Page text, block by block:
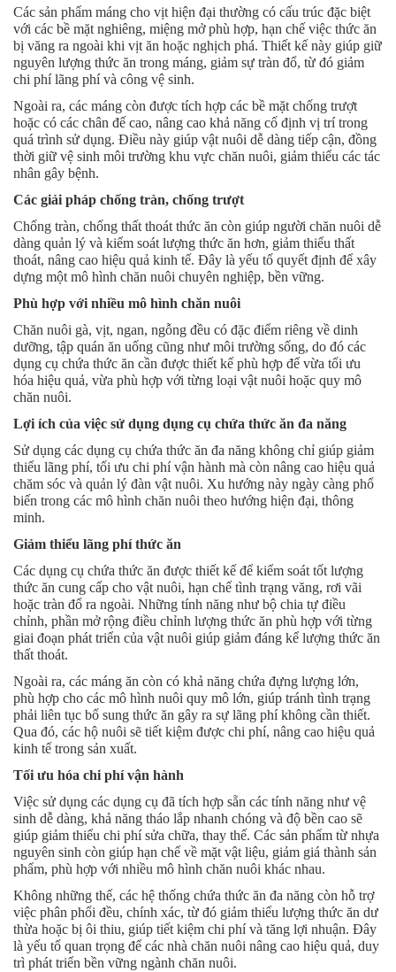
Các sản phẩm máng cho vịt hiện đại thường có cấu trúc đặc biệt
với các bề mặt nghiêng, miệng mở phù hợp, hạn chế việc thức ăn
bị văng ra ngoài khi vịt ăn hoặc nghịch phá. Thiết kế này giúp giữ
nguyên lượng thức ăn trong máng, giảm sự tràn đổ, từ đó giảm
chi phí lãng phí và công vệ sinh.
Ngoài ra, các máng còn được tích hợp các bề mặt chống trượt
hoặc có các chân đế cao, nâng cao khả năng cố định vị trí trong
quá trình sử dụng. Điều này giúp vật nuôi dễ dàng tiếp cận, đồng
thời giữ vệ sinh môi trường khu vực chăn nuôi, giảm thiểu các tác
nhân gây bệnh.
Các giải pháp chống tràn, chống trượt
Chống tràn, chống thất thoát thức ăn còn giúp người chăn nuôi dễ
dàng quản lý và kiểm soát lượng thức ăn hơn, giảm thiểu thất
thoát, nâng cao hiệu quả kinh tế. Đây là yếu tố quyết định để xây
dựng một mô hình chăn nuôi chuyên nghiệp, bền vững.
Phù hợp với nhiều mô hình chăn nuôi
Chăn nuôi gà, vịt, ngan, ngỗng đều có đặc điểm riêng về dinh
dưỡng, tập quán ăn uống cũng như môi trường sống, do đó các
dụng cụ chứa thức ăn cần được thiết kế phù hợp để vừa tối ưu
hóa hiệu quả, vừa phù hợp với từng loại vật nuôi hoặc quy mô
chăn nuôi.
Lợi ích của việc sử dụng dụng cụ chứa thức ăn đa năng
Sử dụng các dụng cụ chứa thức ăn đa năng không chỉ giúp giảm
thiểu lãng phí, tối ưu chi phí vận hành mà còn nâng cao hiệu quả
chăm sóc và quản lý đàn vật nuôi. Xu hướng này ngày càng phổ
biến trong các mô hình chăn nuôi theo hướng hiện đại, thông
minh.
Giảm thiểu lãng phí thức ăn
Các dụng cụ chứa thức ăn được thiết kế để kiểm soát tốt lượng
thức ăn cung cấp cho vật nuôi, hạn chế tình trạng văng, rơi vãi
hoặc tràn đổ ra ngoài. Những tính năng như bộ chia tự điều
chỉnh, phần mở rộng điều chỉnh lượng thức ăn phù hợp với từng
giai đoạn phát triển của vật nuôi giúp giảm đáng kể lượng thức ăn
thất thoát.
Ngoài ra, các máng ăn còn có khả năng chứa đựng lượng lớn,
phù hợp cho các mô hình nuôi quy mô lớn, giúp tránh tình trạng
phải liên tục bổ sung thức ăn gây ra sự lãng phí không cần thiết.
Qua đó, các hộ nuôi sẽ tiết kiệm được chi phí, nâng cao hiệu quả
kinh tế trong sản xuất.
Tối ưu hóa chi phí vận hành
Việc sử dụng các dụng cụ đã tích hợp sẵn các tính năng như vệ
sinh dễ dàng, khả năng tháo lắp nhanh chóng và độ bền cao sẽ
giúp giảm thiểu chi phí sửa chữa, thay thế. Các sản phẩm từ nhựa
nguyên sinh còn giúp hạn chế về mặt vật liệu, giảm giá thành sản
phẩm, phù hợp với nhiều mô hình chăn nuôi khác nhau.
Không những thế, các hệ thống chứa thức ăn đa năng còn hỗ trợ
việc phân phối đều, chính xác, từ đó giảm thiểu lượng thức ăn dư
thừa hoặc bị ôi thiu, giúp tiết kiệm chi phí và tăng lợi nhuận. Đây
là yếu tố quan trọng để các nhà chăn nuôi nâng cao hiệu quả, duy
trì phát triển bền vững ngành chăn nuôi.